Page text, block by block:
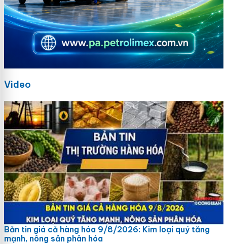
Video
Bản tin giá cả hàng hóa 9/8/2026: Kim loại quý tăng
mạnh, nông sản phân hóa